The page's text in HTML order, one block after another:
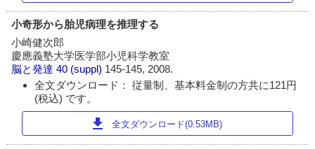
小奇形から胎児病理を推理する
小崎健次郎
慶應義塾大学医学部小児科学教室
脳と発達 40 (suppl) 145-145, 2008.
全文ダウンロード： 従量制、基本料金制の方共に121円
(税込) です。
download 全文ダウンロード(0.53MB)